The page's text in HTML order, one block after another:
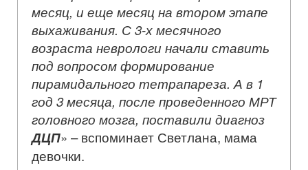
месяц, и еще месяц на втором этапе
выхаживания. С 3-х месячного
возраста неврологи начали ставить
под вопросом формирование
пирамидального тетрапареза. А в 1
год 3 месяца, после проведенного МРТ
головного мозга, поставили диагноз
ДЦП» – вспоминает Светлана, мама
девочки.